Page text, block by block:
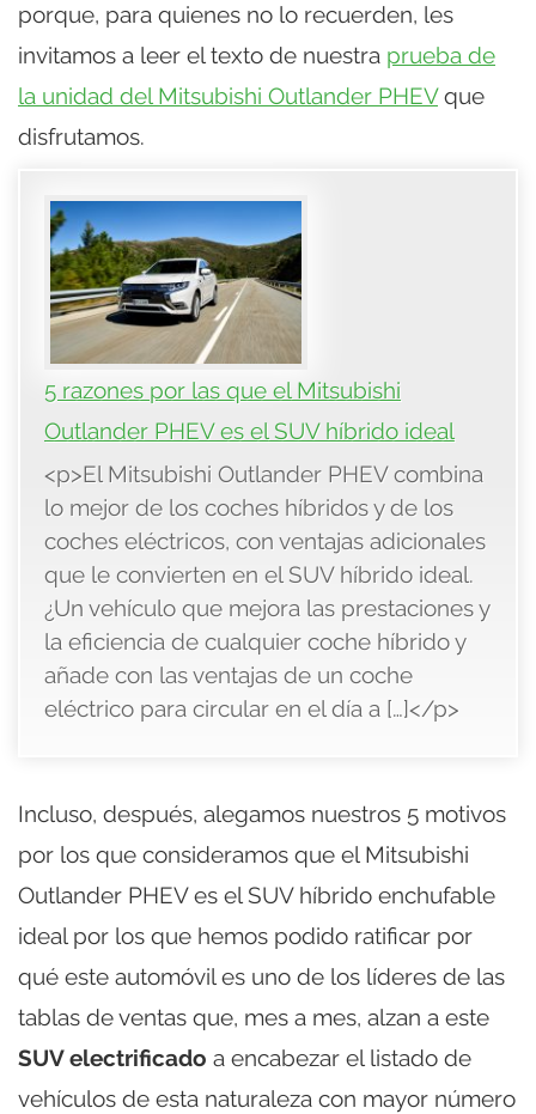
porque, para quienes no lo recuerden, les
invitamos a leer el texto de nuestra prueba de
la unidad del Mitsubishi Outlander PHEVque
disfrutamos.
5 razones por las que el Mitsubishi
Outlander PHEV es el SUV híbrido ideal
<p>El Mitsubishi Outlander PHEV combina
lo mejor de los coches híbridos y de los
coches eléctricos, con ventajas adicionales
que le convierten en el SUV híbrido ideal.
¿Un vehículo que mejora las prestaciones y
la eficiencia de cualquier coche híbrido y
añade con las ventajas de un coche
eléctrico para circular en el día a […]</p>
Incluso, después, alegamos nuestros 5 motivos
por los que consideramos que el Mitsubishi
Outlander PHEV es el SUV híbrido enchufable
ideal por los que hemos podido ratificar por
qué este automóvil es uno de los líderes de las
tablas de ventas que, mes a mes, alzan a este
SUV electrificado a encabezar el listado de
vehículos de esta naturaleza con mayor número